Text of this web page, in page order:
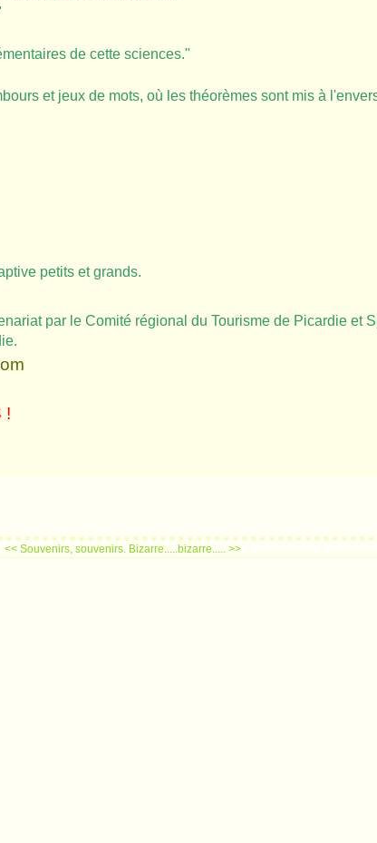
de cette sciences."
et jeux de mots, où les théorèmes sont mis à
petits et grands.
par le Comité régional du Tourisme de Picardie et
!
<< Souvenirs, souvenirs. Bizarre.....bizarre..... >>